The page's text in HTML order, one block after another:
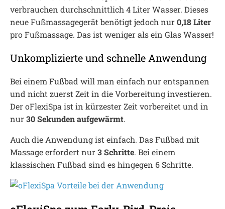
verbrauchen durchschnittlich 4 Liter Wasser. Dieses
neue Fußmassagegerät benötigt jedoch nur0,18 Liter
pro Fußmassage. Das ist weniger als ein Glas Wasser!
Unkomplizierte und schnelle Anwendung
Bei einem Fußbad will man einfach nur entspannen
und nicht zuerst Zeit in die Vorbereitung investieren.
Der oFlexiSpa ist in kürzester Zeit vorbereitet und in
nur30 Sekunden aufgewärmt.
Auch die Anwendung ist einfach. Das Fußbad mit
Massage erfordert nur3 Schritte. Bei einem
klassischen Fußbad sind es hingegen 6 Schritte.